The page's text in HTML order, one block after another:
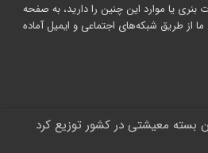
بنری یا موارد این چنین را دارید، به صفحه
از طریق شبکه‌های اجتماعی و ایمیل آماده
معیشتی در کشور توزیع کرد